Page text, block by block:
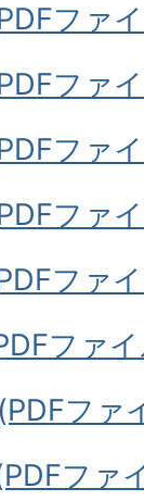
ファ
ファ
ファ
ファ
ファ
ファ
ファ
ファ